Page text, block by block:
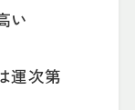
い
運次第